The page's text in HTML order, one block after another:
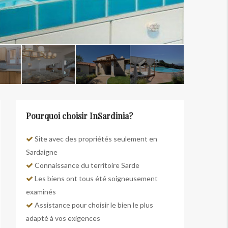
Pourquoi choisir InSardinia?
Site avec des propriétés seulement en
Sardaigne
Connaissance du territoire Sarde
Les biens ont tous été soigneusement
examinés
Assistance pour choisir le bien le plus
adapté à vos exigences